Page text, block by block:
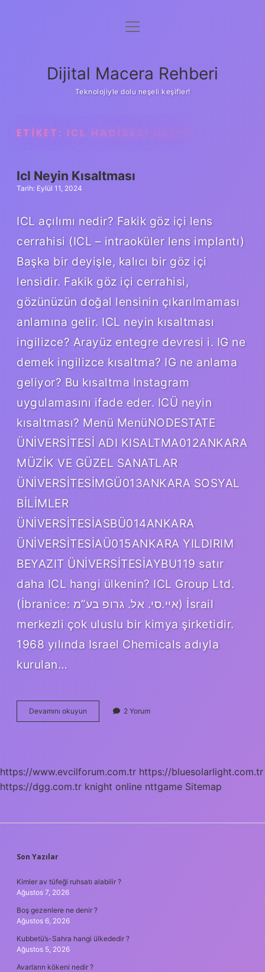
Anasayfa
Yasal Uyarı
menüyü
Dijital Macera Rehberi
Teknolojiyle dolu neşeli keşifler!
ETIKET: ICL HADISESI NEDIR
Icl Neyin Kısaltması
Tarih: Eylül 11, 2024
ICL açılımı nedir? Fakik göz içi lens
cerrahisi (ICL – intraoküler lens implantı)
Başka bir deyişle, kalıcı bir göz içi
lensidir. Fakik göz içi cerrahisi,
gözünüzün doğal lensinin çıkarılmaması
anlamına gelir. ICL neyin kısaltması
ingilizce? Arayüz entegre devresi i. IG ne
demek ingilizce kısaltma? IG ne anlama
geliyor? Bu kısaltma Instagram
uygulamasını ifade eder. ICÜ neyin
kısaltması? Menü MenüNODESTATE
ÜNİVERSİTESİ ADI KISALTMA012ANKARA
MÜZİK VE GÜZEL SANATLAR
ÜNİVERSİTESİMGÜ013ANKARA SOSYAL
BİLİMLER
ÜNİVERSİTESİASBÜ014ANKARA
ÜNİVERSİTESİAÜ015ANKARA YILDIRIM
BEYAZIT ÜNİVERSİTESİAYBU119 satır
daha ICL hangi ülkenin? ICL Group Ltd.
(İbranice: איי.סי. אל. גרופ בע”מ‎) İsrail
merkezli çok uluslu bir kimya şirketidir.
1968 yılında Israel Chemicals adıyla
kurulan…
Devamını okuyun
Neyin
2 Yorum
https://www.evcilforum.com.tr https://bluesolarlight.com.tr
https://dgg.com.tr knight online nttgame Sitemap
SIDEBAR
Son Yazılar
Kimler av tüfeği ruhsatı alabilir ?
Ağustos 7, 2026
Boş gezenlere ne denir ?
Ağustos 6, 2026
Kubbetü’s-Sahra hangi ülkededir ?
Ağustos 5, 2026
Avarların kökeni nedir ?